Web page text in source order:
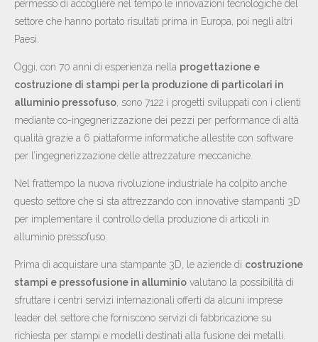
permesso di accogliere nel tempo le innovazioni tecnologiche del
settore che hanno portato risultati prima in Europa, poi negli altri
Paesi.
Oggi, con 70 anni di esperienza nella progettazione e
costruzione di stampi per la produzione di particolari in
alluminio pressofuso , sono 7122 i progetti sviluppati con i clienti
mediante co-ingegnerizzazione dei pezzi per performance di altà
qualità grazie a 6 piattaforme informatiche allestite con software
per l’ingegnerizzazione delle attrezzature meccaniche.
Nel frattempo la nuova rivoluzione industriale ha colpito anche
questo settore che si sta attrezzando con innovative stampanti 3D
per implementare il controllo della produzione di articoli in
alluminio pressofuso.
Prima di acquistare una stampante 3D, le aziende di costruzione
stampi e pressofusione in alluminio valutano la possibilità di
sfruttare i centri servizi internazionali offerti da alcuni imprese
leader del settore che forniscono servizi di fabbricazione su
richiesta per stampi e modelli destinati alla fusione dei metalli.